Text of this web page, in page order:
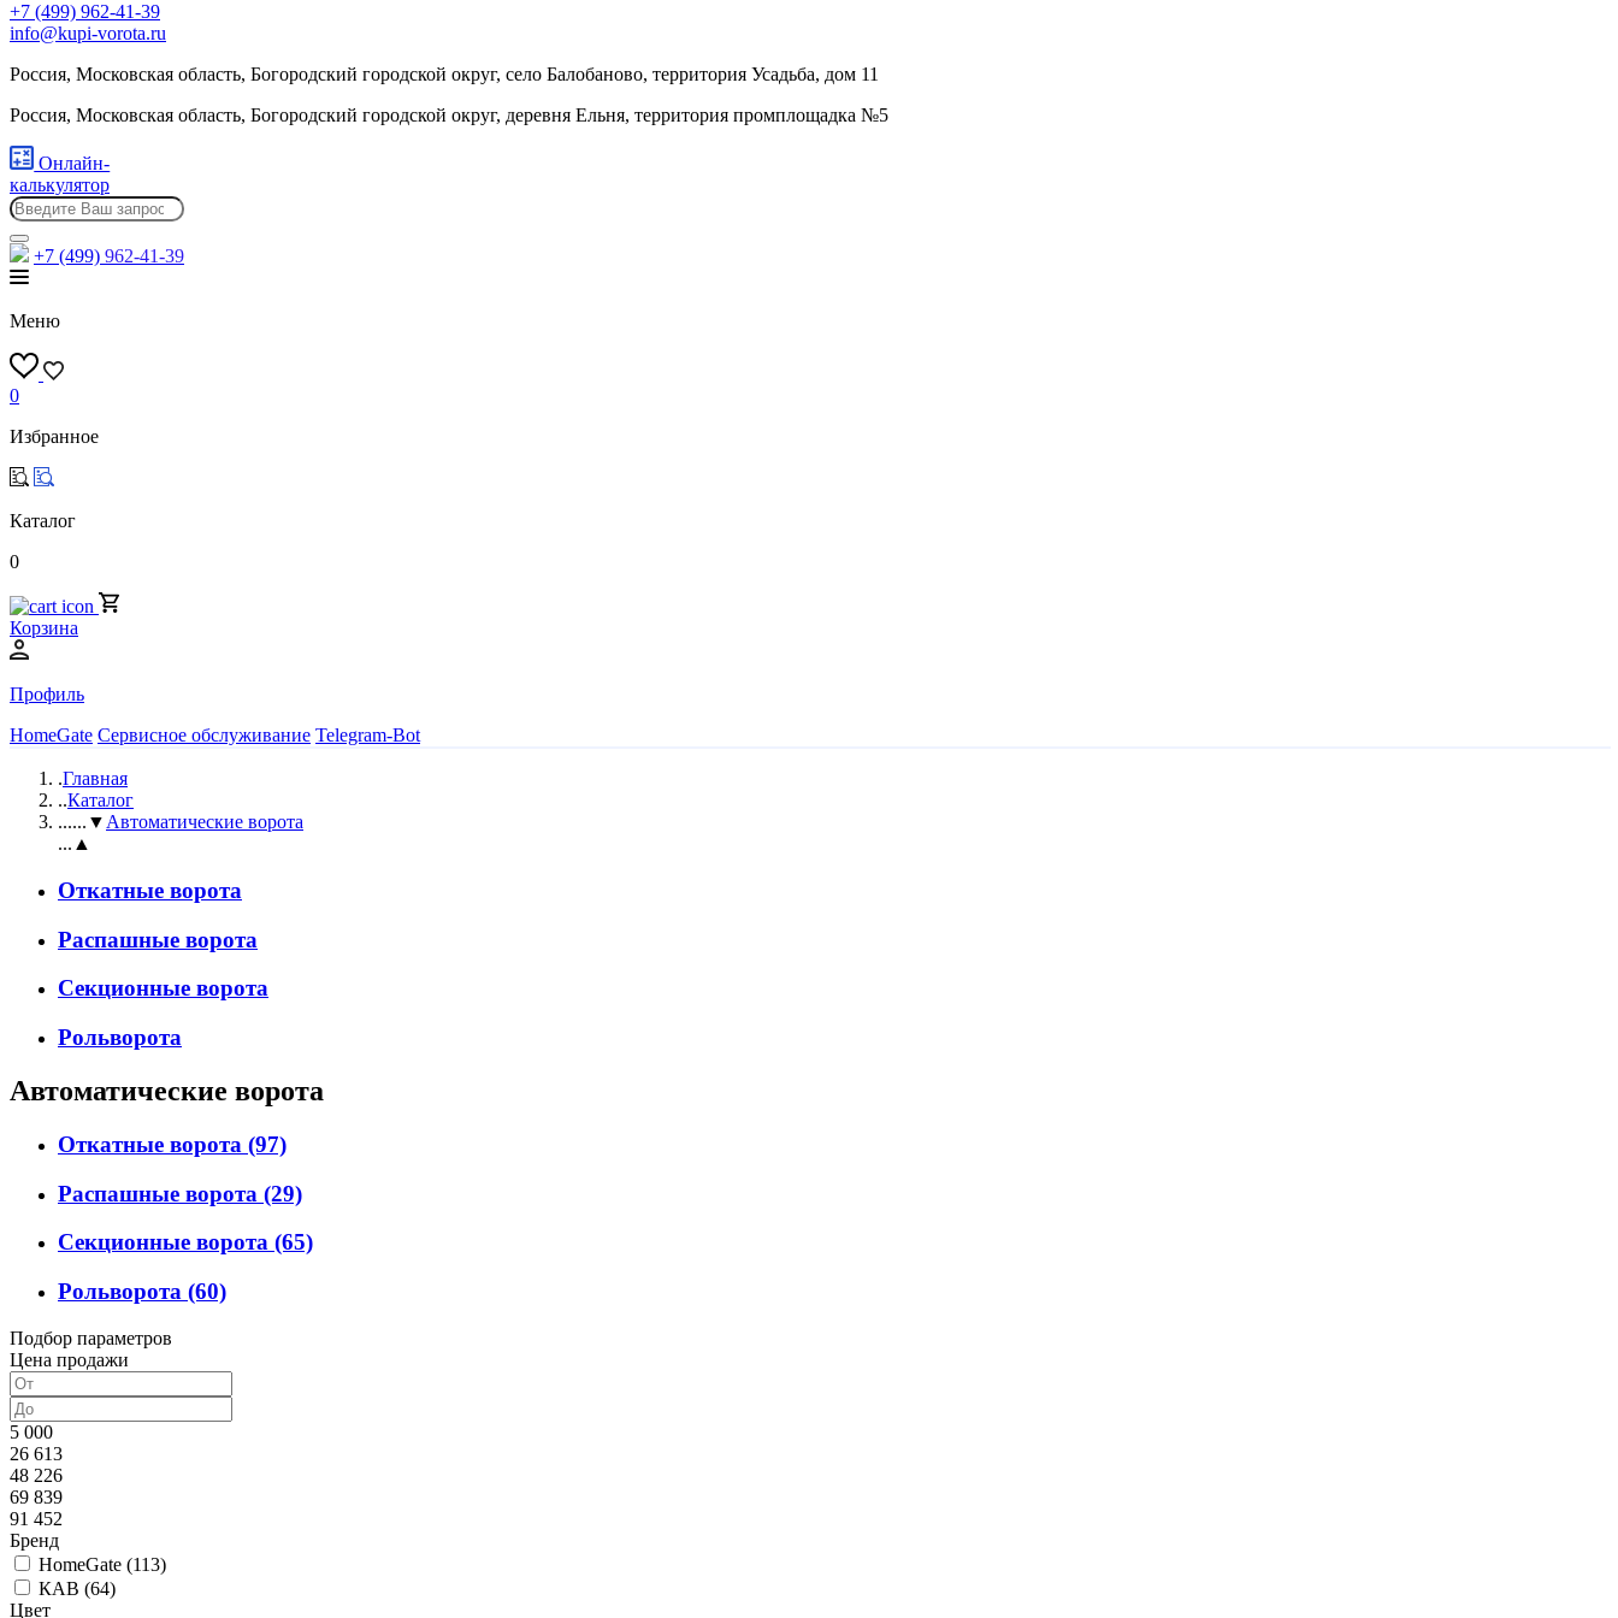
+7 (499) 962-41-39
info@kupi-vorota.ru
Россия, Московская область, Богородский городской округ, село Балобаново, территория Усадьба, дом 11
Россия, Московская область, Богородский городской округ, деревня Ельня, территория промплощадка №5
Онлайн-
калькулятор
+7 (499) 962-41-39
Меню
0
Избранное
Каталог
0
Корзина
Профиль
HomeGate Сервисное обслуживание Telegram-Bot
.Главная
..Каталог
......▼ Автоматические ворота
...▲
Откатные ворота
Распашные ворота
Секционные ворота
Рольворота
Автоматические ворота
Откатные ворота (97)
Распашные ворота (29)
Секционные ворота (65)
Рольворота (60)
Подбор параметров
Цена продажи
5 000
26 613
48 226
69 839
91 452
Бренд
HomeGate (113)
КАВ (64)
Цвет